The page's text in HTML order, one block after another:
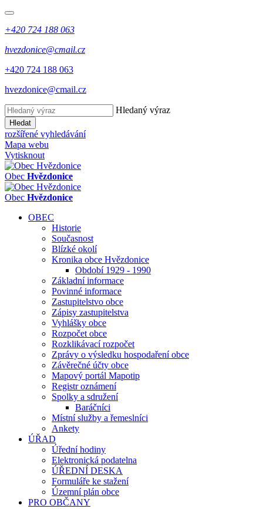
+420 724 188 063
hvezdonice@cmail.cz
+420 724 188 063
hvezdonice@cmail.cz
Hledaný výraz
Hledat
rozšířené vyhledávání
Mapa webu
Vytisknout
Obec Hvězdonice
Obec Hvězdonice
OBEC
Historie
Současnost
Blízké okolí
Kronika obce Hvězdonice
Období 1929 - 1990
Základní informace
Povinné informace
Zastupitelstvo obce
Zápisy zastupitelstva
Vyhlášky obce
Rozpočet obce
Rozklikávací rozpočet
Zprávy o výsledku hospodaření obce
Závěrečné účty obce
Mapový portál Mapotip
Registr oznámení
Spolky a sdružení
Baráčníci
Místní služby a řemeslníci
Ankety
ÚŘAD
Úřední hodiny
Elektronická podatelna
ÚŘEDNÍ DESKA
Formuláře ke stažení
Územní plán obce
PRO OBČANY